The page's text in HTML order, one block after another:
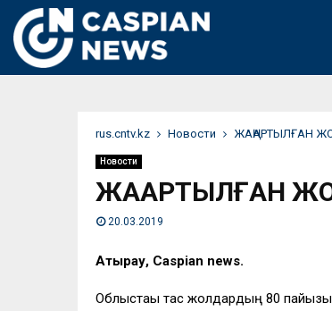
rus.cntv.kz Новости ЖАҢАРТЫЛҒАН
Новости
ЖАҢАРТЫЛҒАН
20.03.2019
Атырау, Caspian news.
Облыстағы тас жолдардың 80